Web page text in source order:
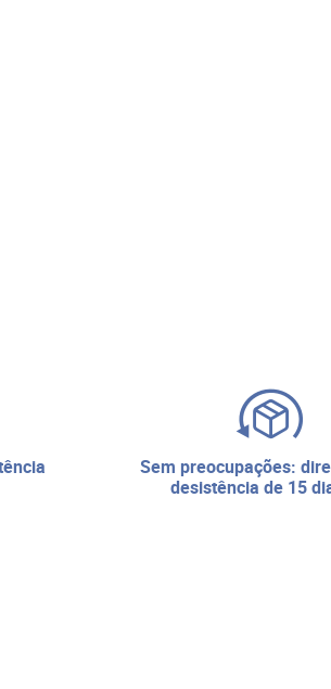
sem preocupações: direito de
desistência de 15